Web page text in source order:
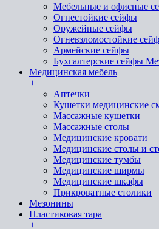
Мебельные и офисные
Огнестойкие сейфы
Оружейные сейфы
Огневзломостойкие
Армейские сейфы
Бухгалтерские сейфы
Медицинская мебель
+
Аптечки
Кушетки медицинские
Массажные кушетки
Массажные столы
Медицинские кровати
Медицинские столы и
Медицинские тумбы
Медицинские ширмы
Медицинские шкафы
Прикроватные столики
Мезонины
Пластиковая тара
+